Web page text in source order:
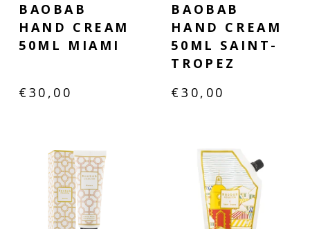
BAOBAB
HAND CREAM
50ML MIAMI
€30,00
BAOBAB
HAND CREAM
50ML SAINT-
TROPEZ
€30,00